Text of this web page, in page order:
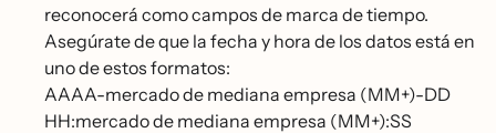
reconocerá como campos de marca de tiempo.
Asegúrate de que la fecha y hora de los datos está en
uno de estos formatos:
AAAA-mercado de mediana empresa (MM+)-DD
HH:mercado de mediana empresa (MM+):SS